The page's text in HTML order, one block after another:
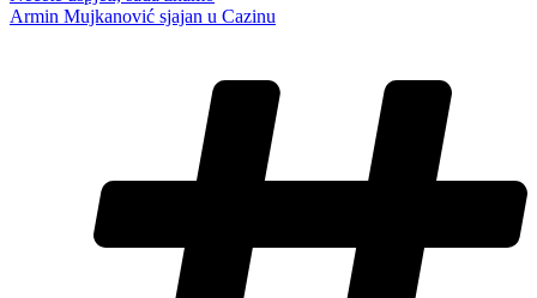
Armin Mujkanović sjajan u Cazinu